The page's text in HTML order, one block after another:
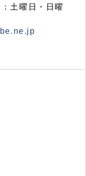
土曜日・日曜